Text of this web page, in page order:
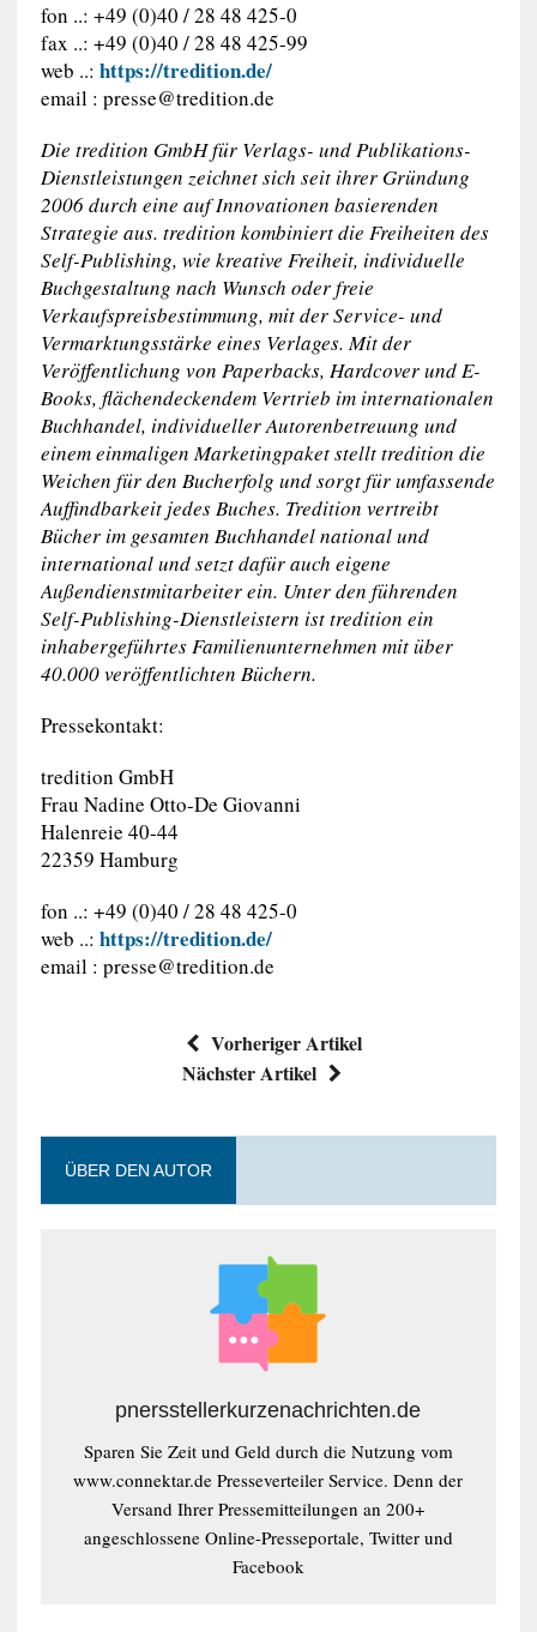
fon ..: +49 (0)40 / 28 48 425-0
fax ..: +49 (0)40 / 28 48 425-99
web ..: https://tredition.de/
email : presse@tredition.de
Die tredition GmbH für Verlags- und Publikations-
Dienstleistungen zeichnet sich seit ihrer Gründung
2006 durch eine auf Innovationen basierenden
Strategie aus. tredition kombiniert die Freiheiten des
Self-Publishing, wie kreative Freiheit, individuelle
Buchgestaltung nach Wunsch oder freie
Verkaufspreisbestimmung, mit der Service- und
Vermarktungsstärke eines Verlages. Mit der
Veröffentlichung von Paperbacks, Hardcover und E-
Books, flächendeckendem Vertrieb im internationalen
Buchhandel, individueller Autorenbetreuung und
einem einmaligen Marketingpaket stellt tredition die
Weichen für den Bucherfolg und sorgt für umfassende
Auffindbarkeit jedes Buches. Tredition vertreibt
Bücher im gesamten Buchhandel national und
international und setzt dafür auch eigene
Außendienstmitarbeiter ein. Unter den führenden
Self-Publishing-Dienstleistern ist tredition ein
inhabergeführtes Familienunternehmen mit über
40.000 veröffentlichten Büchern.
Pressekontakt:
tredition GmbH
Frau Nadine Otto-De Giovanni
Halenreie 40-44
22359 Hamburg
fon ..: +49 (0)40 / 28 48 425-0
web ..: https://tredition.de/
email : presse@tredition.de
Vorheriger Artikel
Nächster Artikel
ÜBER DEN AUTOR
pnersstellerkurzenachrichten.de
Sparen Sie Zeit und Geld durch die Nutzung vom
www.connektar.de Presseverteiler Service. Denn der
Versand Ihrer Pressemitteilungen an 200+
angeschlossene Online-Presseportale, Twitter und
Facebook